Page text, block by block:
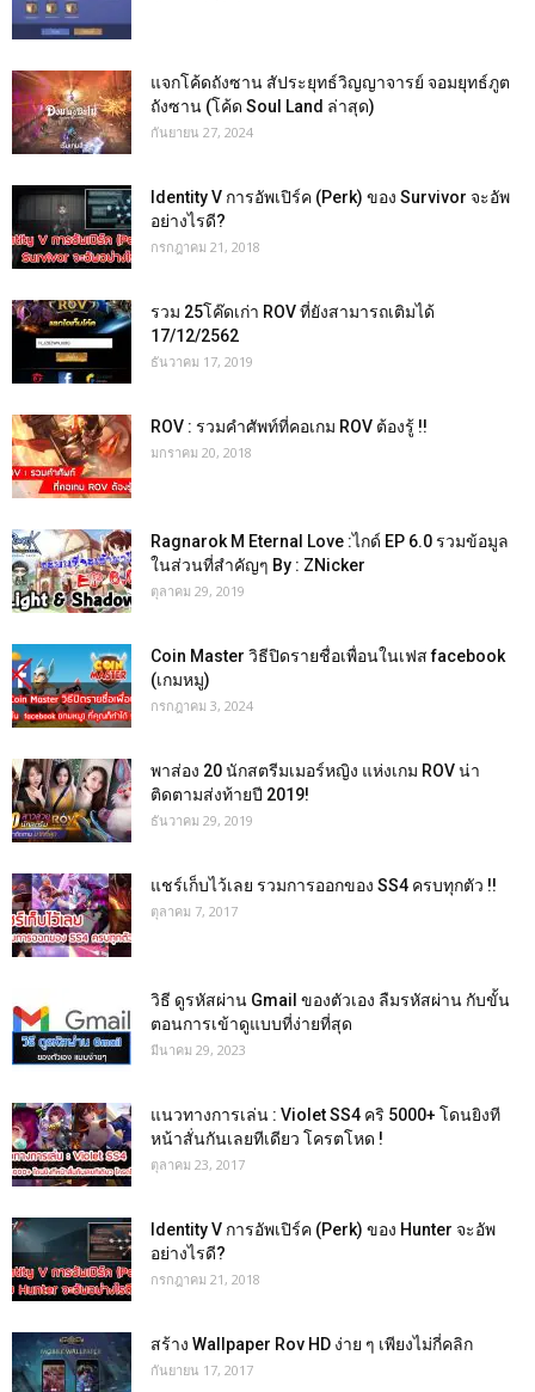
แจกโค้ดถังซาน สัประยุทธ์วิญญาจารย์ จอมยุทธ์ภูต
ถังซาน (โค้ด Soul Land ล่าสุด)
กันยายน 27, 2024
Identity V การอัพเปิร์ค (Perk) ของ Survivor จะอัพ
อย่างไรดี?
กรกฎาคม 21, 2018
รวม 25โค๊ดเก่า ROV ที่ยังสามารถเติมได้
17/12/2562
ธันวาคม 17, 2019
ROV : รวมคำศัพท์ที่คอเกม ROV ต้องรู้ !!
มกราคม 20, 2018
Ragnarok M Eternal Love :ไกด์ EP 6.0 รวมข้อมูล
ในส่วนที่สำคัญๆ By : ZNicker
ตุลาคม 29, 2019
Coin Master วิธีปิดรายชื่อเพื่อนในเฟส facebook
(เกมหมู)
กรกฎาคม 3, 2024
พาส่อง 20 นักสตรีมเมอร์หญิง แห่งเกม ROV น่า
ติดตามส่งท้ายปี 2019!
ธันวาคม 29, 2019
แชร์เก็บไว้เลย รวมการออกของ SS4 ครบทุกตัว !!
ตุลาคม 7, 2017
วิธี ดูรหัสผ่าน Gmail ของตัวเอง ลืมรหัสผ่าน กับขั้น
ตอนการเข้าดูแบบที่ง่ายที่สุด
มีนาคม 29, 2023
แนวทางการเล่น : Violet SS4 คริ 5000+ โดนยิงที
หน้าสั่นกันเลยทีเดียว โครตโหด !
ตุลาคม 23, 2017
Identity V การอัพเปิร์ค (Perk) ของ Hunter จะอัพ
อย่างไรดี?
กรกฎาคม 21, 2018
สร้าง Wallpaper Rov HD ง่าย ๆ เพียงไม่กี่คลิก
กันยายน 17, 2017